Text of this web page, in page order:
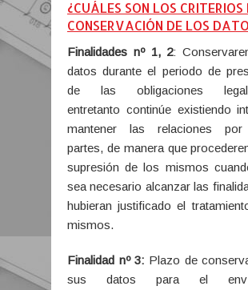
¿CUÁLES SON LOS CRITERIOS
CONSERVACIÓN DE LOS
Finalidades nº 1, 2:
datos durante el periodo de
de las obligaciones
entretanto continúe existiendo
mantener las relaciones por
partes, de manera que
supresión de los mismos
sea necesario alcanzar las
hubieran justificado el
mismos.
Finalidad nº 3: Plazo de
sus datos para el